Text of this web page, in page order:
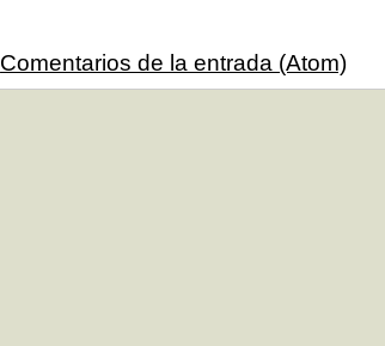
Comentarios de la entrada (Atom)